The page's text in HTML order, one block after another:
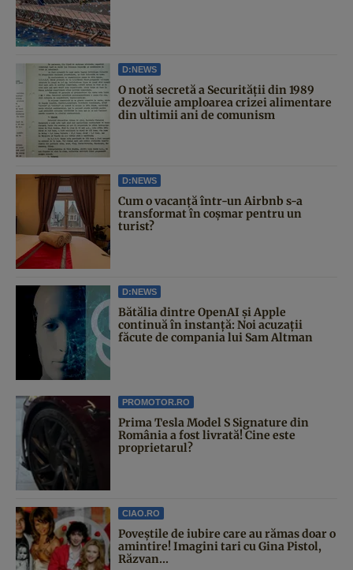
D:NEWS
O notă secretă a Securității din 1989
dezvăluie amploarea crizei alimentare
din ultimii ani de comunism
D:NEWS
Cum o vacanță într-un Airbnb s-a
transformat în coșmar pentru un
turist?
D:NEWS
Bătălia dintre OpenAI și Apple
continuă în instanță: Noi acuzații
făcute de compania lui Sam Altman
PROMOTOR.RO
Prima Tesla Model S Signature din
România a fost livrată! Cine este
proprietarul?
CIAO.RO
Poveştile de iubire care au rămas doar o
amintire! Imagini tari cu Gina Pistol,
Răzvan...